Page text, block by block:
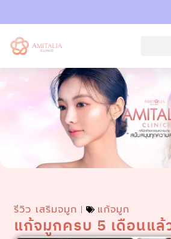
รีวิว เสริมจมูก แก้จมูก
แก้จมูกครบ 5 เดือนแล้